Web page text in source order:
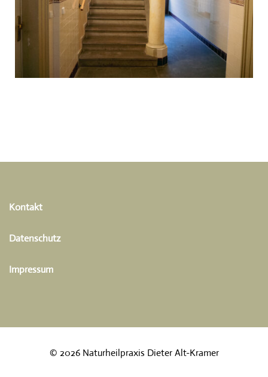
Kontakt
Datenschutz
Impressum
© 2026 Naturheilpraxis Dieter Alt-Kramer